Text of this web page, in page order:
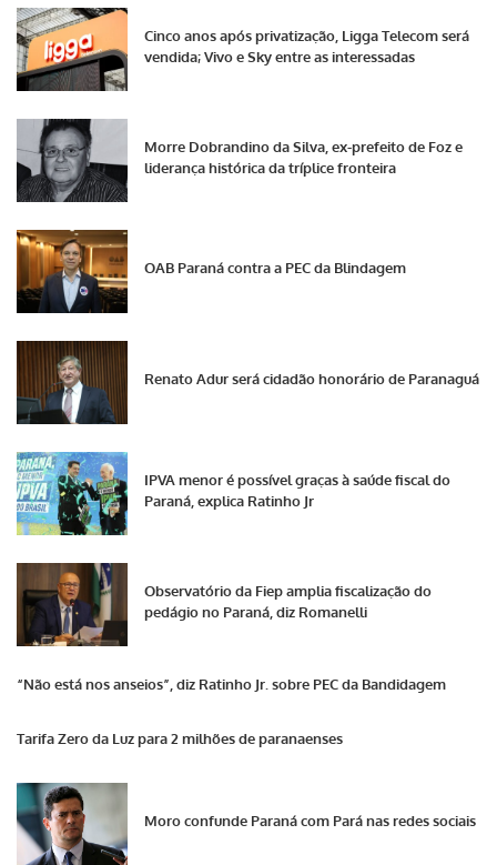
Cinco anos após privatização, Ligga Telecom será
vendida; Vivo e Sky entre as interessadas
Morre Dobrandino da Silva, ex-prefeito de Foz e
liderança histórica da tríplice fronteira
OAB Paraná contra a PEC da Blindagem
Renato Adur será cidadão honorário de Paranaguá
IPVA menor é possível graças à saúde fiscal do
Paraná, explica Ratinho Jr
Observatório da Fiep amplia fiscalização do
pedágio no Paraná, diz Romanelli
“Não está nos anseios”, diz Ratinho Jr. sobre PEC da Bandidagem
Tarifa Zero da Luz para 2 milhões de paranaenses
Moro confunde Paraná com Pará nas redes sociais